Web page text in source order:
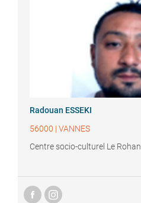
Radouan ESSEKI
56000 | VANNES
Centre socio-culturel Le Rohan